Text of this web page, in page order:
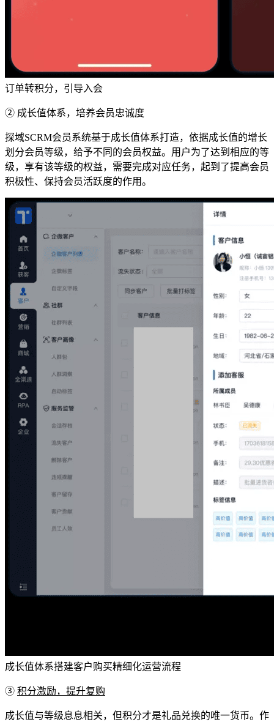
订单转积分，引导入会
② 成长值体系，培养会员忠诚度
探域SCRM会员系统基于成长值体系打造，依据成长值的增长
划分会员等级，给予不同的会员权益。用户为了达到相应的等
级，享有该等级的权益，需要完成对应任务，起到了提高会员
积极性、保持会员活跃度的作用。
成长值体系搭建客户购买精细化运营流程
③ 积分激励，提升复购
成长值与等级息息相关，但积分才是礼品兑换的唯一货币。作